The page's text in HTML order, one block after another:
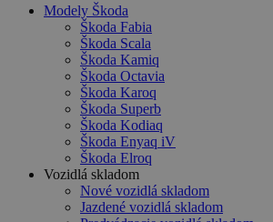
Close
Modely Škoda
Škoda Fabia
Škoda Scala
Škoda Kamiq
Škoda Octavia
Škoda Karoq
Škoda Superb
Škoda Kodiaq
Škoda Enyaq iV
Škoda Elroq
Vozidlá skladom
Nové vozidlá skladom
Jazdené vozidlá skladom